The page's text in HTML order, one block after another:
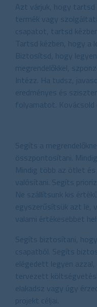
Azt várjuk, hogy
termék vagy
csapatot, tartsd
Tartsd kézben, hogy a
Biztosítsd, hogy
megrendelőkkel,
Intézz. Ha tudsz,
eredményes és
folyamatot.
Segíts a
összpontosítani.
Mindig több az ötlet
valósítani. Segíts
Ne szállítsunk kis
egyszerűsítsük azt le,
valami értékesebbet
Segíts biztosítani,
csapatból. Segíts
elégedett legyen
tervezett
elakadsz vagy úgy
projekt céljai.